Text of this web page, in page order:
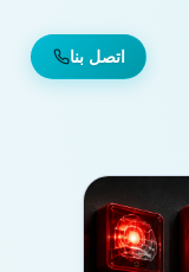
اتصل بنا